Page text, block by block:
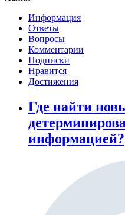
Информация
Ответы
Вопросы
Комментарии
Подписки
Нравится
Достижения
Где найти
информацией?